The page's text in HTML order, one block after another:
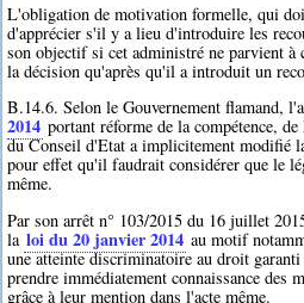
L'obligation de motivation formelle, qui
d'apprécier s'il y a lieu d'introduire les
son objectif si cet administré ne parvient
la décision qu'après qu'il a introduit un
B.14.6. Selon le Gouvernement flamand,
2014 portant réforme de la compétence,
du Conseil d'Etat a implicitement modifié
pour effet qu'il faudrait considérer que le
même.
Par son arrêt n° 103/2015 du 16 juillet
la loi du 20 janvier 2014 au motif
une atteinte discriminatoire au droit
prendre immédiatement connaissance
grâce à leur mention dans l'acte même.